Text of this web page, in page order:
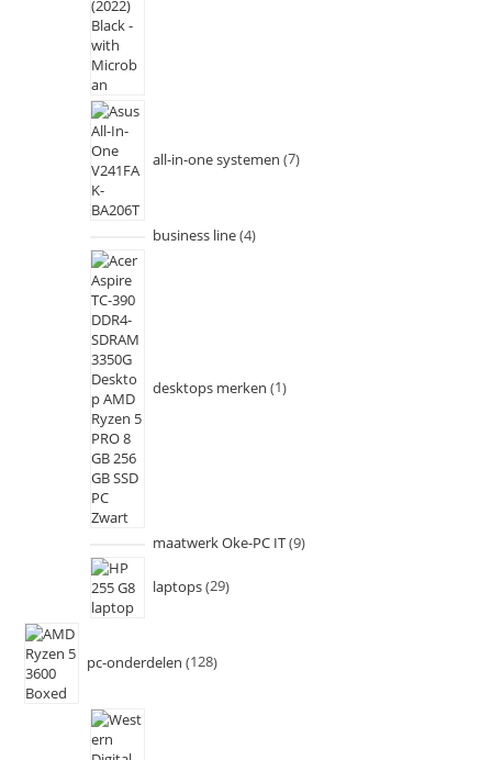
all-in-one systemen 7
business line 4
desktops merken 1
maatwerk Oke-PC IT 9
laptops 29
pc-onderdelen 128